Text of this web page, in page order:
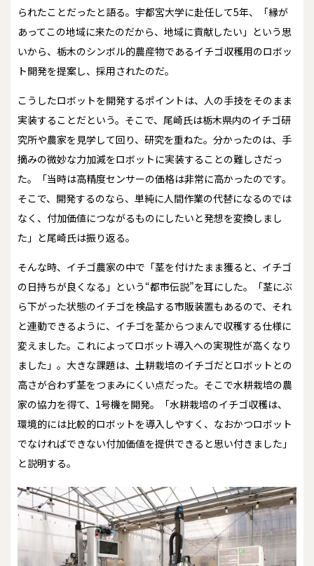
られたことだったと語る。宇都宮大学に赴任して5年、「縁が
あってこの地域に来たのだから、地域に貢献したい」という思
いから、栃木のシンボル的農産物であるイチゴ収穫用のロボッ
ト開発を提案し、採用されたのだ。
こうしたロボットを開発するポイントは、人の手技をそのまま
実装することだという。そこで、尾崎氏は栃木県内のイチゴ研
究所や農家を見学して回り、研究を重ねた。分かったのは、手
摘みの微妙な力加減をロボットに実装することの難しさだっ
た。「当時は高精度センサーの価格は非常に高かったのです。
そこで、開発するのなら、単純に人間作業の代替になるのでは
なく、付加価値につながるものにしたいと発想を変換しまし
た」と尾崎氏は振り返る。
そんな時、イチゴ農家の中で「茎を付けたまま獲ると、イチゴ
の日持ちが良くなる」という“都市伝説”を耳にした。「茎にぶ
ら下がった状態のイチゴを検品する市販装置もあるので、それ
と連動できるように、イチゴを茎からつまんで収穫する仕様に
変えました。これによってロボット導入への実現性が高くなり
ました」。大きな課題は、土耕栽培のイチゴだとロボットとの
高さが合わず茎をつまみにくい点だった。そこで水耕栽培の農
家の協力を得て、1号機を開発。「水耕栽培のイチゴ収穫は、
環境的には比較的ロボットを導入しやすく、なおかつロボット
でなければできない付加価値を提供できると思い付きました」
と説明する。